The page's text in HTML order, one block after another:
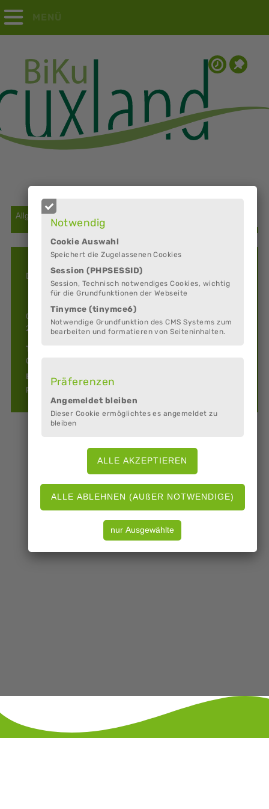
Notwendig
Cookie Auswahl
Speichert die Zugelassenen Cookies
Session (PHPSESSID)
Session, Technisch notwendiges Cookies, wichtig
für die Grundfunktionen der Webseite
Tinymce (tinymce6)
Notwendige Grundfunktion des CMS Systems zum
bearbeiten und formatieren von Seiteninhalten.
Präferenzen
Angemeldet bleiben
Dieser Cookie ermöglichtes es angemeldet zu
bleiben
MENÜ
Den Frauenchor aus Köhlen leitet Anya Mahnken.
Geestensether Straße 15
27624 Geestland (Köhlen)
Telefon:
04708 8374734
E-Mail:
post@anyamahnken.de